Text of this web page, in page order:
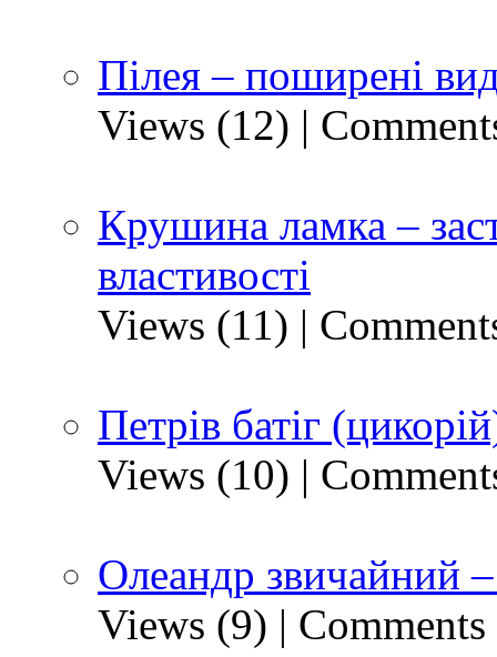
Пілея – поширені
Views (12) |
Крушина ламка –
властивості
Views (11) |
Петрів батіг
Views (10) |
Олеандр звичайний
Views (9) |